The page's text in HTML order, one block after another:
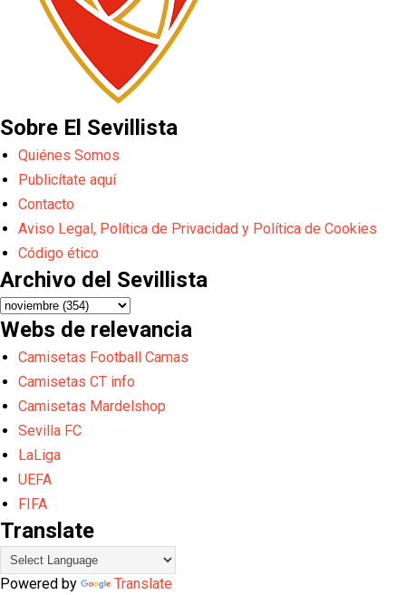
Sobre El Sevillista
Quiénes Somos
Publicítate aquí
Contacto
Aviso Legal, Política de Privacidad y Política de Cookies
Código ético
Archivo del Sevillista
Webs de relevancia
Camisetas Football Camas
Camisetas CT info
Camisetas Mardelshop
Sevilla FC
LaLiga
UEFA
FIFA
Translate
Powered by
Translate